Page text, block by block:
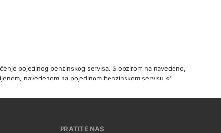
pojedinog benzinskog servisa. S obzirom na navedeno,
navedenom na pojedinom benzinskom servisu.«'
PRATITE NAS